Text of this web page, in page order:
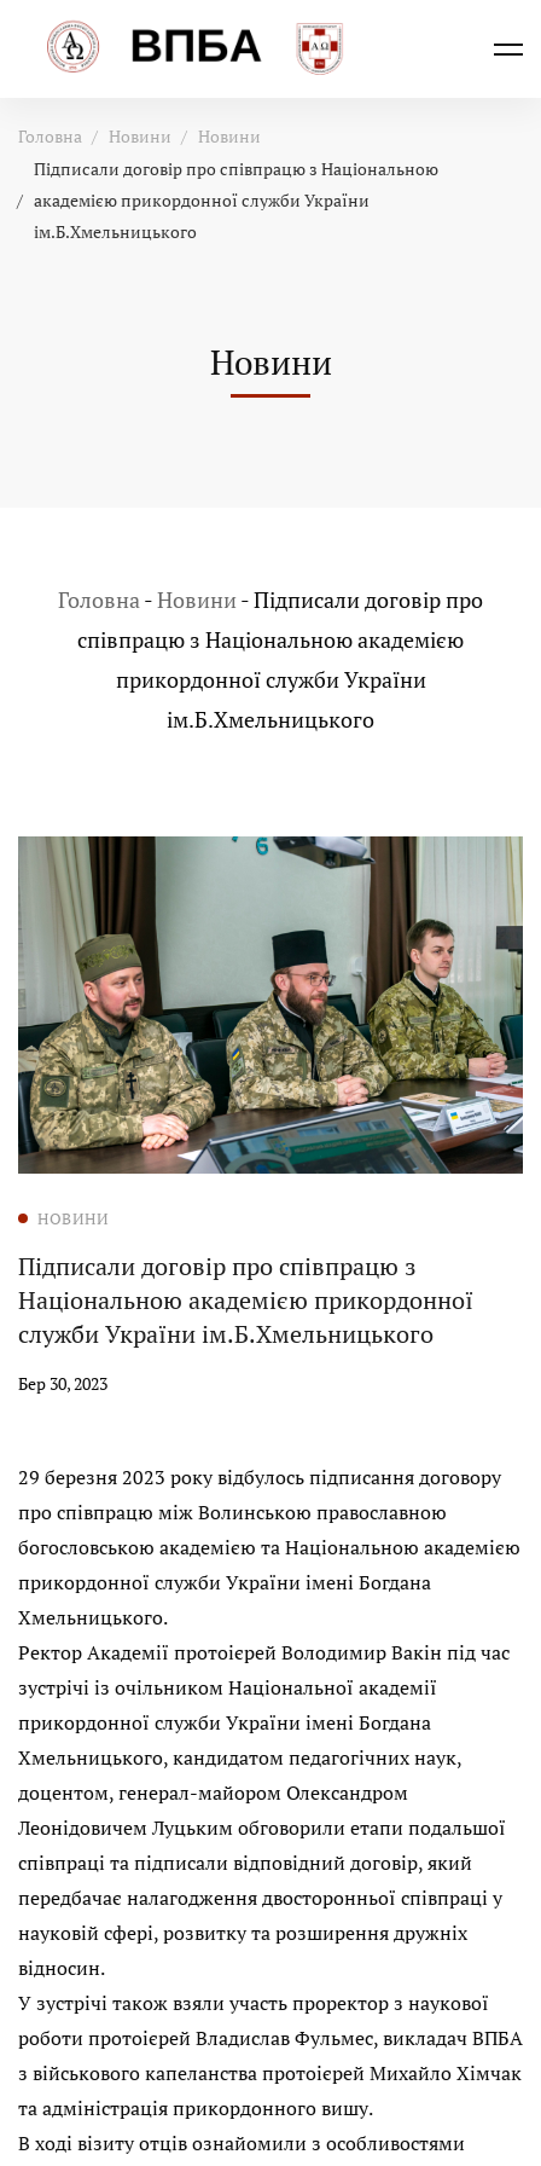
Головна Новини
Новини
Підписали договір про співпрацю з Національною
академією прикордонної служби України
ім.Б.Хмельницького
Новини
Головна-Новини-Підписали договір про
співпрацю з Національною академією
прикордонної служби України
ім.Б.Хмельницького
НОВИНИ
Підписали договір про співпрацю з
Національною академією прикордонної
служби України ім.Б.Хмельницького
Бер 30, 2023
29 березня 2023 року відбулось підписання договору
про співпрацю між Волинською православною
богословською академією та Національною академією
прикордонної служби України імені Богдана
Хмельницького.
Ректор Академії протоієрей Володимир Вакін під час
зустрічі із очільником Національної академії
прикордонної служби України імені Богдана
Хмельницького, кандидатом педагогічних наук,
доцентом, генерал-майором Олександром
Леонідовичем Луцьким обговорили етапи подальшої
співпраці та підписали відповідний договір, який
передбачає налагодження двосторонньої співпраці у
науковій сфері, розвитку та розширення дружніх
відносин.
У зустрічі також взяли участь проректор з наукової
роботи протоієрей Владислав Фульмес, викладач ВПБА
з військового капеланства протоієрей Михайло Хімчак
та адміністрація прикордонного вишу.
В ході візиту отців ознайомили з особливостями